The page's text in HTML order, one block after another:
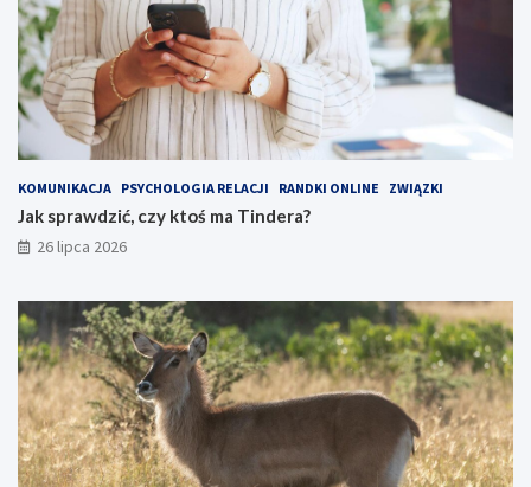
KOMUNIKACJA PSYCHOLOGIA RELACJI RANDKI ONLINE ZWIĄZKI
Jak sprawdzić, czy ktoś ma Tindera?
26 lipca 2026